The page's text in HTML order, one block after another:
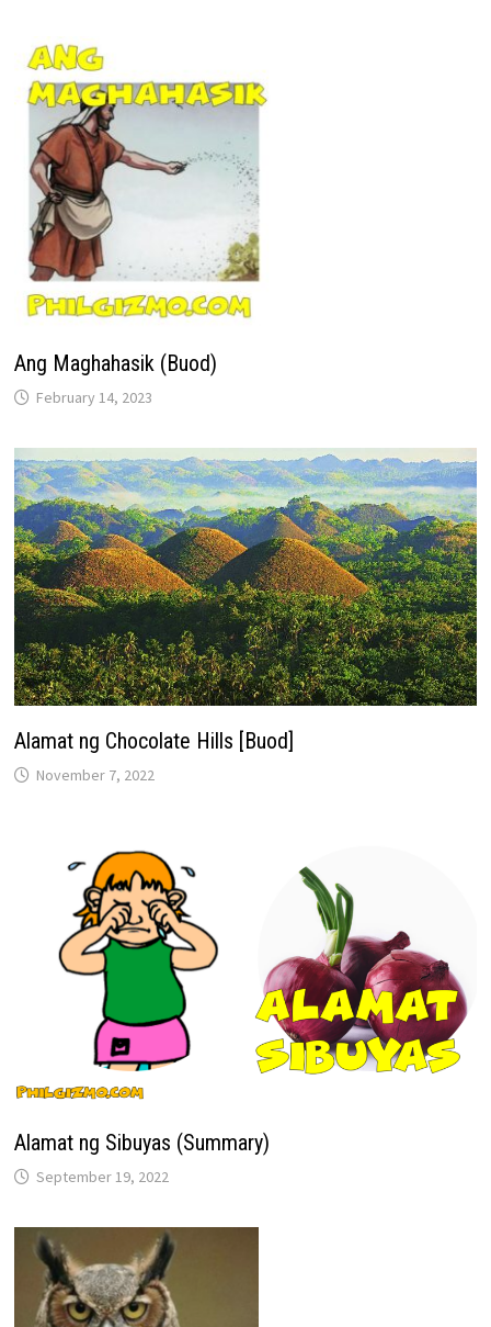
Ang Maghahasik (Buod)
February 14, 2023
Alamat ng Chocolate Hills [Buod]
November 7, 2022
Alamat ng Sibuyas (Summary)
September 19, 2022